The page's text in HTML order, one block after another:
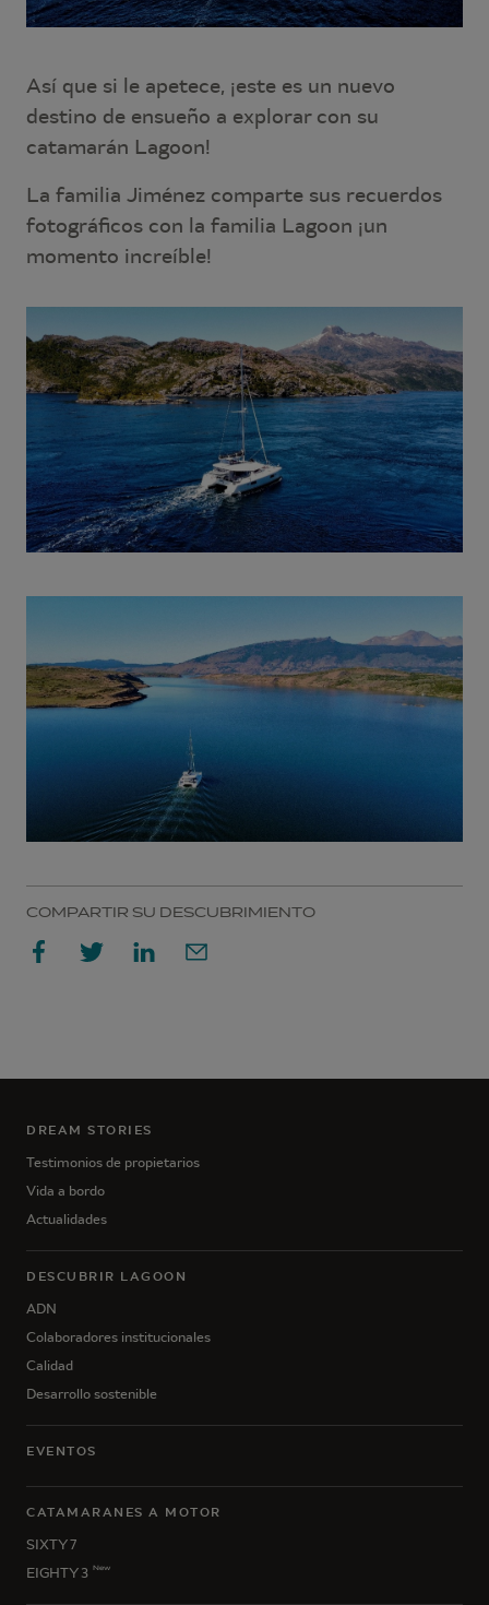
Así que si le apetece, ¡este es un nuevo
destino de ensueño a explorar con su
catamarán Lagoon!
La familia Jiménez comparte sus recuerdos
fotográficos con la familia Lagoon ¡un
momento increíble!
COMPARTIR SU DESCUBRIMIENTO
DREAM STORIES
Testimonios de propietarios
Vida a bordo
Actualidades
DESCUBRIR LAGOON
ADN
Colaboradores institucionales
Calidad
Desarrollo sostenible
EVENTOS
CATAMARANES A MOTOR
SIXTY 7
EIGHTY 3 New